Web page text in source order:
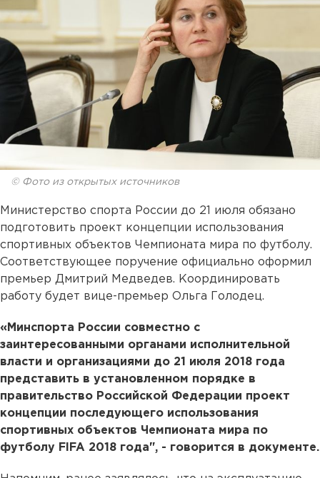
© Фото из открытых источников
Министерство спорта России до 21 июля обязано
подготовить проект концепции использования
спортивных объектов Чемпионата мира по футболу.
Соответствующее поручение официально оформил
премьер Дмитрий Медведев. Координировать
работу будет вице-премьер Ольга Голодец.
«Минспорта России совместно с
заинтересованными органами исполнительной
власти и организациями до 21 июля 2018 года
представить в установленном порядке в
правительство Российской Федерации проект
концепции последующего использования
спортивных объектов Чемпионата мира по
футболу FIFA 2018 года", - говорится в документе.